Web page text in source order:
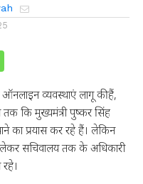
ऑनलाइन व्यवस्थाएं लागू की हैं,
तक कि मुख्यमंत्री पुष्कर सिंह
का प्रयास कर रहे हैं। लेकिन
सचिवालय तक के अधिकारी